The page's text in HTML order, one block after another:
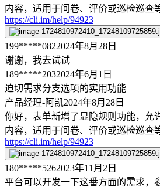
内容，适用于问卷、评价或巡检巡查
https://cli.im/help/94923
199*****0822024年8月28日
谢谢，我去试试
189*****2032024年6月1日
迫切需求分支选项的实用功能
产品经理-阿凯2024年8月28日
你好，表单新增了显隐规则功能，允
内容，适用于问卷、评价或巡检巡查
https://cli.im/help/94923
180*****5262023年11月2日
平台可以开发一下这番方面的需求，